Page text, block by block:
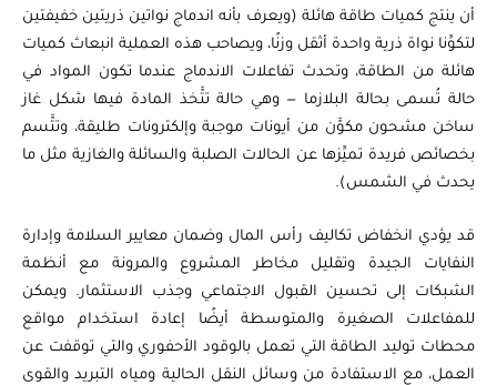
أن ينتج كميات طاقة هائلة (ويعرف بأنه اندماج نواتين ذريتين خفيفتين
لتكوِّنا نواة ذرية واحدة أثقل وزنًا، ويصاحب هذه العملية انبعاث كميات
هائلة من الطاقة، وتحدث تفاعلات الاندماج عندما تكون المواد في
حالة تُسمى بحالة البلازما — وهي حالة تتَّخذ المادة فيها شكل غاز
ساخن مشحون مكوَّن من أيونات موجبة وإلكترونات طليقة، وتتَّسم
بخصائص فريدة تميِّزها عن الحالات الصلبة والسائلة والغازية مثل ما
يحدث في الشمس).
قد يؤدي انخفاض تكاليف رأس المال وضمان معايير السلامة وإدارة
النفايات الجيدة وتقليل مخاطر المشروع والمرونة مع أنظمة
الشبكات إلى تحسين القبول الاجتماعي وجذب الاستثمار. ويمكن
للمفاعلات الصغيرة والمتوسطة أيضًا إعادة استخدام مواقع
محطات توليد الطاقة التي تعمل بالوقود الأحفوري والتي توقفت عن
العمل، مع الاستفادة من وسائل النقل الحالية ومياه التبريد والقوى